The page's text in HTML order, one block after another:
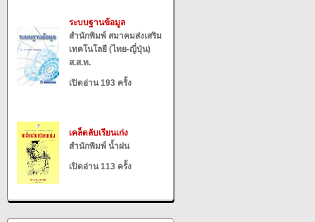
ระบบฐานข้อมูล
สำนักพิมพ์ สมาคมส่งเสริม
เทคโนโลยี (ไทย-ญี่ปุ่น)
ส.ส.ท.
เปิดอ่าน 193 ครั้ง
เคล็ดลับเรียนเก่ง
สำนักพิมพ์ น้ำฝน
เปิดอ่าน 113 ครั้ง